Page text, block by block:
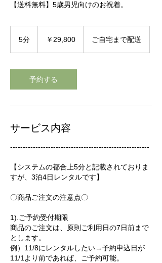
【送料無料】5歳男児向けのお祝着。
5分 ￥29,800 ご自宅まで配送
予約する
サービス内容
-------------------------------------------------------
【システムの都合上5分と記載されておりま
すが、3泊4日レンタルです】
〇商品ご注文の注意点〇
1).ご予約受付期限
商品のご注文は、原則ご利用日の7日前まで
とします。
例）11/8にレンタルしたい→予約申込日が
11/1より前であれば、ご予約可能。